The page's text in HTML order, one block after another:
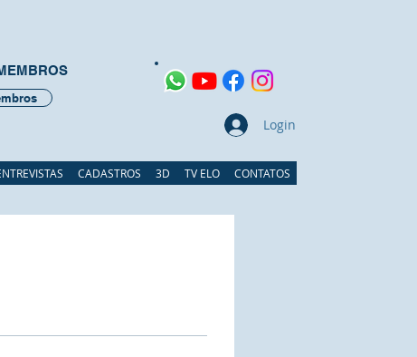
Login
CADASTROS 3D TV ELO CONTATOS